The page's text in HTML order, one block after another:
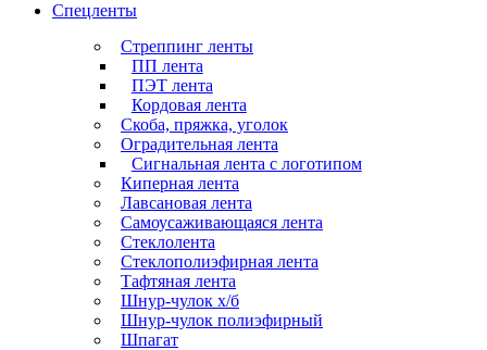
Спецленты
Стреппинг ленты
ПП лента
ПЭТ лента
Кордовая лента
Скоба, пряжка, уголок
Оградительная лента
Сигнальная лента с логотипом
Киперная лента
Лавсановая лента
Самоусаживающаяся лента
Стеклолента
Стеклополиэфирная лента
Тафтяная лента
Шнур-чулок х/б
Шнур-чулок полиэфирный
Шпагат